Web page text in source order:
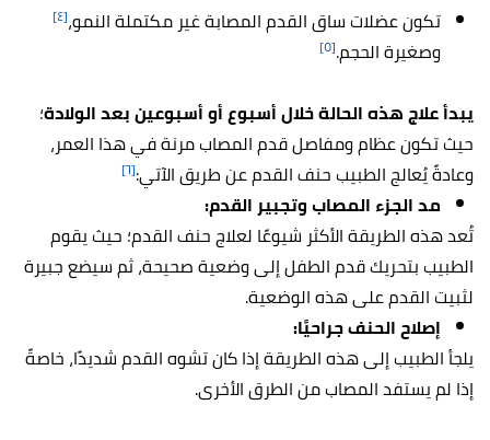
تكون عضلات ساق القدم المصابة غير مكتملة النمو،[٤]
وصغيرة الحجم.[٥]
يبدأ علاج هذه الحالة خلال أسبوع أو أسبوعين بعد الولادة؛
حيث تكون عظام ومفاصل قدم المصاب مرنة في هذا العمر،
وعادةً يُعالج الطبيب حنف القدم عن طريق الآتي:[٦]
مد الجزء المصاب وتجبير القدم:
تُعد هذه الطريقة الأكثر شيوعًا لعلاج حنف القدم؛ حيث يقوم
الطبيب بتحريك قدم الطفل إلى وضعية صحيحة، ثم سيضع جبيرة
لثبيت القدم على هذه الوضعية.
إصلاح الحنف جراحيًا:
يلجأ الطبيب إلى هذه الطريقة إذا كان تشوه القدم شديدًا، خاصةً
إذا لم يستفد المصاب من الطرق الأخرى.